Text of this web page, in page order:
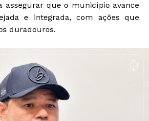
assegurar que o município avance
e integrada, com ações que
duradouros.